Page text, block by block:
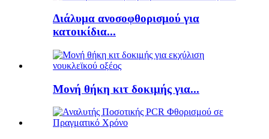
Διάλυμα ανοσοφθορισμού για
κατοικίδια...
Μονή θήκη κιτ δοκιμής για...